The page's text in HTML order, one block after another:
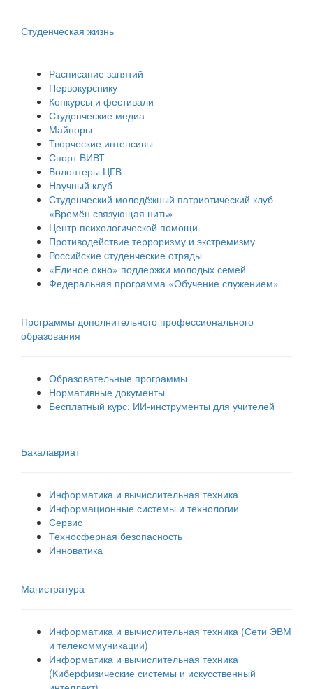
Студенческая жизнь
Расписание занятий
Первокурснику
Конкурсы и фестивали
Студенческие медиа
Майноры
Творческие интенсивы
Спорт ВИВТ
Волонтеры ЦГВ
Научный клуб
Студенческий молодёжный патриотический клуб
«Времён связующая нить»
Центр психологической помощи
Противодействие терроризму и экстремизму
Российские cтуденческие отряды
«Единое окно» поддержки молодых семей
Федеральная программа «Обучение служением»
Программы дополнительного профессионального
образования
Образовательные программы
Нормативные документы
Бесплатный курс: ИИ‑инструменты для учителей
Бакалавриат
Информатика и вычислительная техника
Информационные системы и технологии
Сервис
Техносферная безопасность
Инноватика
Магистратура
Информатика и вычислительная техника (Сети ЭВМ
и телекоммуникации)
Информатика и вычислительная техника
(Киберфизические системы и искусственный